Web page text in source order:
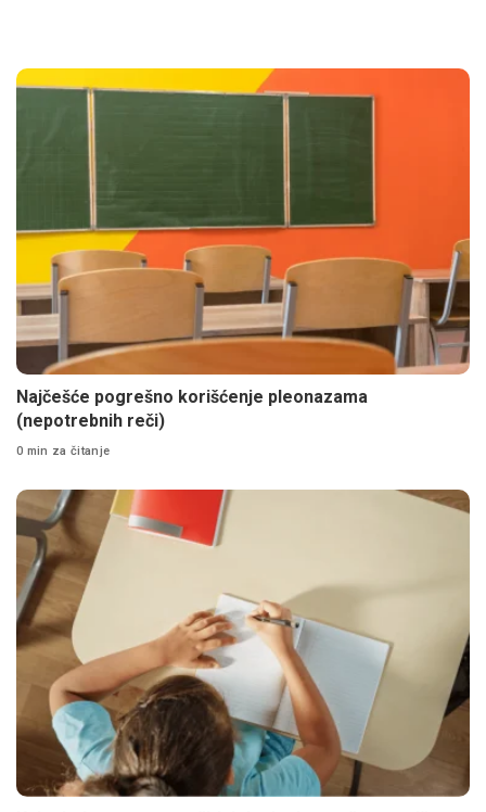
Najčešće pogrešno korišćenje pleonazama
(nepotrebnih reči)
0 min za čitanje